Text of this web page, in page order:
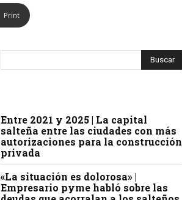
Print
Entre 2021 y 2025 | La capital
salteña entre las ciudades con más
autorizaciones para la construcción
privada
«La situación es dolorosa» |
Empresario pyme habló sobre las